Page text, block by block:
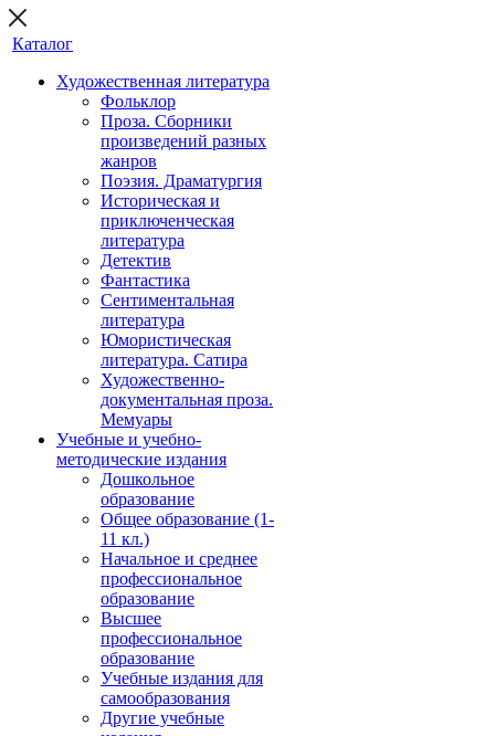
Каталог
Художественная литература
Фольклор
Проза. Сборники
произведений разных
жанров
Поэзия. Драматургия
Историческая и
приключенческая
литература
Детектив
Фантастика
Сентиментальная
литература
Юмористическая
литература. Сатира
Художественно-
документальная проза.
Мемуары
Учебные и учебно-
методические издания
Дошкольное
образование
Общее образование (1-
11 кл.)
Начальное и среднее
профессиональное
образование
Высшее
профессиональное
образование
Учебные издания для
самообразования
Другие учебные